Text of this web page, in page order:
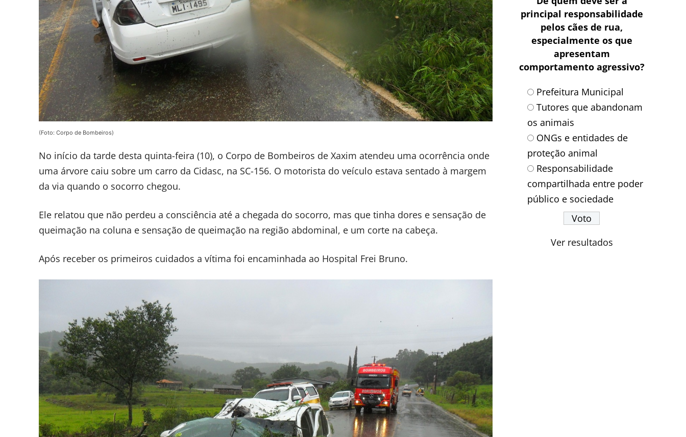
(Foto: Corpo de Bombeiros)
No início da tarde desta quinta-feira (10), o Corpo de Bombeiros de Xaxim atendeu uma ocorrência onde
uma árvore caiu sobre um carro da Cidasc, na SC-156. O motorista do veículo estava sentado à margem
da via quando o socorro chegou.
Ele relatou que não perdeu a consciência até a chegada do socorro, mas que tinha dores e sensação de
queimação na coluna e sensação de queimação na região abdominal, e um corte na cabeça.
Após receber os primeiros cuidados a vítima foi encaminhada ao Hospital Frei Bruno.
principal responsabilidade
pelos cães de rua,
especialmente os que
apresentam
comportamento agressivo?
Prefeitura Municipal
Tutores que abandonam
os animais
ONGs e entidades de
proteção animal
Responsabilidade
compartilhada entre poder
público e sociedade
Ver resultados